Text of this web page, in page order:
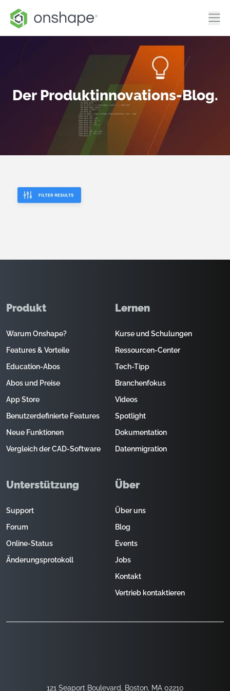
Der Produktinnovations-Blog.
121 Seaport Boulevard, Boston, MA 02210
Produkt
Warum Onshape?
Features & Vorteile
Education-Abos
Abos und Preise
App Store
Benutzerdefinierte Features
Neue Funktionen
Vergleich der CAD-Software
Lernen
Kurse und Schulungen
Ressourcen-Center
Tech-Tipp
Branchenfokus
Videos
Spotlight
Dokumentation
Datenmigration
Unterstützung
Support
Forum
Online-Status
Änderungsprotokoll
Über
Über uns
Blog
Events
Jobs
Kontakt
Vertrieb kontaktieren